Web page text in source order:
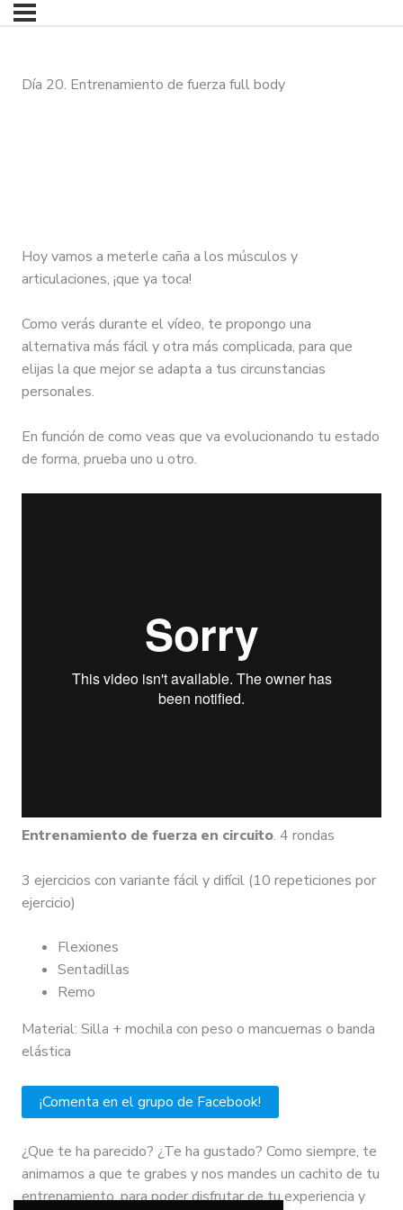
Día 20. Entrenamiento de fuerza full body
Hoy vamos a meterle caña a los músculos y
articulaciones, ¡que ya toca!
Como verás durante el vídeo, te propongo una
alternativa más fácil y otra más complicada, para que
elijas la que mejor se adapta a tus circunstancias
personales.
En función de como veas que va evolucionando tu estado
de forma, prueba uno u otro.
Entrenamiento de fuerza en circuito. 4 rondas
3 ejercicios con variante fácil y difícil (10 repeticiones por
ejercicio)
Flexiones
Sentadillas
Remo
Material: Silla + mochila con peso o mancuernas o banda
elástica
¡Comenta en el grupo de Facebook!
¿Que te ha parecido? ¿Te ha gustado? Como siempre, te
animamos a que te grabes y nos mandes un cachito de tu
entrenamiento, para poder disfrutar de tu experiencia y